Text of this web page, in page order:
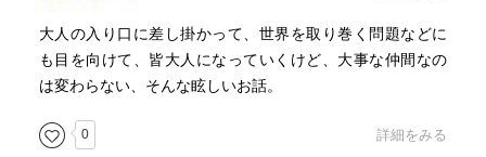
大人の入り口に差し掛かって、世界を取り巻く問題などに
も目を向けて、皆大人になっていくけど、大事な仲間なの
は変わらない、そんな眩しいお話。
0 詳細をみる